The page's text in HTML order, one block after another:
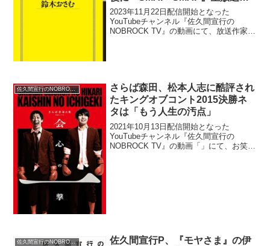
断行しようとした理由は冒頭の中
居正広の一言に集約されていたと
明かす
2023年11月22日配信開始となった
YouTubeチャンネル『佐久間宣行の
NOBROCK TV』の動画にて、放送作家・
佐久間宣行のNOBROCK TV
さらば森田、松本人志に酷評され
たキングオブコント2015決勝ネ
タは「もう人生の汚点」
2021年10月13日配信開始となった
YouTubeチャンネル『佐久間宣行の
NOBROCK TV』の動画「」にて、お笑い
佐久間宣行のNOBROCK TV
佐久間宣行P、『モヤさま』の伊